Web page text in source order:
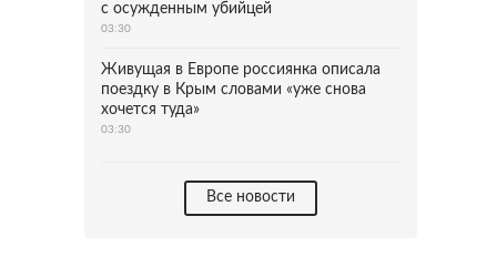
с осужденным убийцей
03:30
Живущая в Европе россиянка описала
поездку в Крым словами «уже снова
хочется туда»
03:30
Все новости